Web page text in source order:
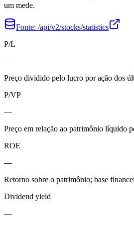
um mede.
Fonte: /api/v2/stocks/statistics
P/L
—
Preço dividido pelo lucro por ação dos
P/VP
—
Preço em relação ao patrimônio líquido
ROE
—
Retorno sobre o patrimônio; base
Dividend yield
—